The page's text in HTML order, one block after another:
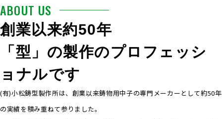
ABOUT US
創業以来約50年
「型」の製作のプロフェッシ
ョナルです
(有)小松鋳型製作所は、創業以来鋳物用中子の専門メーカーとして約50年
の実績を積み重ねて参りました。